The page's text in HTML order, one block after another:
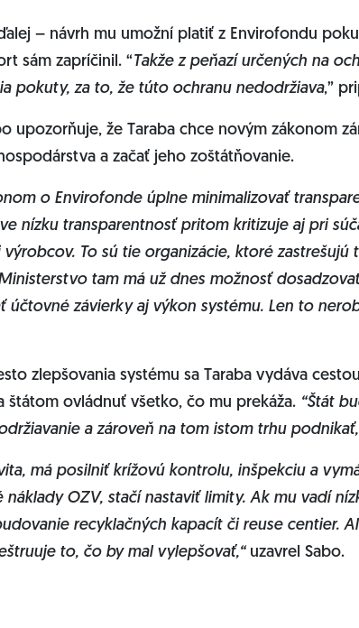
– návrh mu umožní platiť z Envirofondu
sám zapríčinil. “Takže z peňazí určených na
pokuty, za to, že túto ochranu nedodržiava,”
upozorňuje, že Taraba chce novým zákonom
a začať jeho zoštátňovanie.
o Envirofonde úplne minimalizovať
nízku transparentnosť pritom kritizuje aj pri
To sú tie organizácie, ktoré zastrešujú
tam má už dnes možnosť
závierky aj výkon systému. Len to
zlepšovania systému sa Taraba vydáva
ovládnuť všetko, čo mu prekáža. “Štát
a zároveň na tom istom trhu
má posilniť krížovú kontrolu, inšpekciu a
OZV, stačí nastaviť limity. Ak mu vadí
recyklačných kapacít či reuse centier.
to, čo by mal vylepšovať,“uzavrel Sabo.